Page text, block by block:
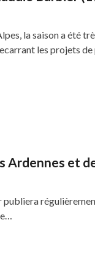
la saison a été
les projets de
Ardennes et